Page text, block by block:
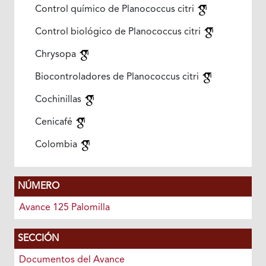
Control químico de Planococcus citri
Control biológico de Planococcus citri
Chrysopa
Biocontroladores de Planococcus citri
Cochinillas
Cenicafé
Colombia
NÚMERO
Avance 125 Palomilla
SECCIÓN
Documentos del Avance